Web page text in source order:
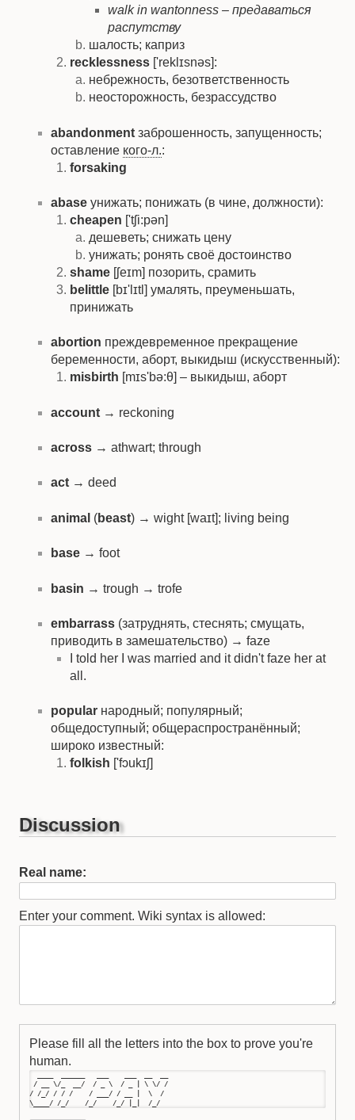
walk in wantonness – предаваться
распутству
шалость; каприз
recklessness ['reklɪsnəs]:
небрежность, безответственность
неосторожность, безрассудство
abandonment заброшенность, запущенность;
оставление кого-л.:
forsaking
abase унижать; понижать (в чине, должности):
cheapen ['tʃi:pən]
дешеветь; снижать цену
унижать; ронять своё достоинство
shame [ʃeɪm] позорить, срамить
belittle [bɪ'lɪtl] умалять, преуменьшать,
принижать
abortion преждевременное прекращение
беременности, аборт, выкидыш (искусственный):
misbirth [mɪs'bə:θ] – выкидыш, аборт
account → reckoning
across → athwart; through
act → deed
animal (beast) → wight [waɪt]; living being
base → foot
basin → trough → trofe
embarrass (затруднять, стеснять; смущать,
приводить в замешательство) → faze
I told her I was married and it didn't faze her at
all.
popular народный; популярный;
общедоступный; общераспространённый;
широко известный:
folkish ['fɔukɪʃ]
Discussion
Real name:
Enter your comment. Wiki syntax is allowed:
Please fill all the letters into the box to prove you're
human.
/ __ \/_  __/  / _ \  / _ | \ \/ /
/ /_/ / / /    / ___/ / __ |  \  /
\____/ /_/    /_/    /_/ |_|  /_/